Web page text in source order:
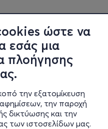
ώστε να
εσάς μια
πλοήγησης
την εξατομίκευση
την παροχή
δικτύωσης και την
των ιστοσελίδων μας.